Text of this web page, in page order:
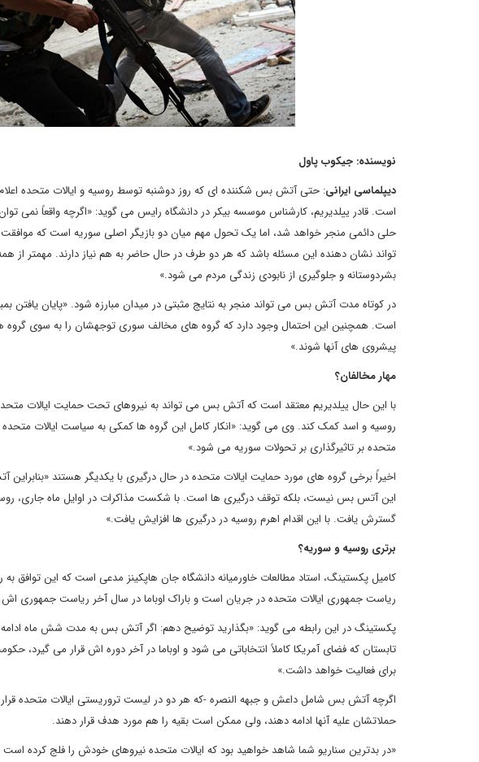
نویسنده: جیکوب پاول
دیپلماسی ایرانی: حتی آتش بس شکننده ای که روز دوشنبه توسط روسیه و ایالات متحده
است. قادر ییلدیریم، کارشناس موسسه بیکر در دانشگاه رایس می گوید: «اگرچه واقعاً نمی
حلی دائمی منجر خواهد شد، اما یک تحول مهم میان دو بازیگر اصلی سوریه است که
تواند نشان دهنده این مسئله باشد که هر دو طرف در حال حاضر به هم نیاز دارند. مهمتر از
بشردوستانه و جلوگیری از نابودی زندگی مردم می شود.»
در کوتاه مدت آتش بس می تواند منجر به نتایج مثبتی در میدان مبارزه شود. «پایان یافتن
است. همچنین این احتمال وجود دارد که گروه های مخالف سوری توجهشان را به سوی
پیشروی های آنها شوند.»
مهار مخالفان؟
با این حال ییلدیریم معتقد است که آتش بس می تواند به نیروهای تحت حمایت ایالات
روسیه و اسد کمک کند. وی می گوید: «انکار کامل این گروه ها کمکی به سیاست ایالات
متحده بر تاثیرگذاری بر تحولات سوریه می شود.»
اخیراً برخی گروه های مورد حمایت ایالات متحده در حال درگیری با یکدیگر هستند
این آتس بس نیست، بلکه توقف درگیری ها است. با شکست مذاکرات در اوایل ماه جاری،
گسترش یافت. با این اقدام اهرم روسیه در درگیری ها افزایش یافت.»
برتری روسیه و سوریه؟
کامیل پکستینگ، استاد مطالعات خاورمیانه دانشگاه جان هاپکینز مدعی است که این توافق
ریاست جمهوری ایالات متحده در جریان است و باراک اوباما در سال آخر ریاست جمهوری اش
پکستینگ در این رابطه می گوید: «بگذارید توضیح دهم: اگر آتش بس به مدت شش ماه ادامه
تابستان که فضای آمریکا کاملاً انتخاباتی می شود و اوباما در آخر دوره اش قرار می گیرد،
برای فعالیت خواهد داشت.»
اگرچه آتش بس شامل داعش و جبهه النصره -که هر دو در لیست تروریستی ایالات متحده قرار
حملاتشان علیه آنها ادامه دهند، ولی ممکن است بقیه را هم مورد هدف قرار دهند.
«در بدترین سناریو شما شاهد خواهید بود که ایالات متحده نیروهای خودش را فلج کرده است